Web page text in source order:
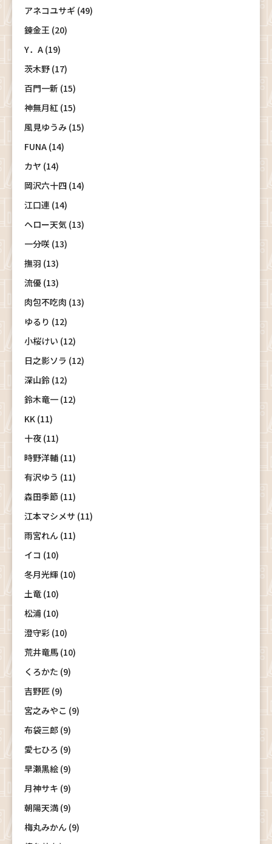
アネコユサギ (49)
錬金王 (20)
Y．A (19)
茨木野 (17)
百門一新 (15)
神無月紅 (15)
風見ゆうみ (15)
FUNA (14)
カヤ (14)
岡沢六十四 (14)
江口連 (14)
ヘロー天気 (13)
一分咲 (13)
撫羽 (13)
流優 (13)
肉包不吃肉 (13)
ゆるり (12)
小桜けい (12)
日之影ソラ (12)
深山鈴 (12)
鈴木竜一 (12)
KK (11)
十夜 (11)
時野洋輔 (11)
有沢ゆう (11)
森田季節 (11)
江本マシメサ (11)
雨宮れん (11)
イコ (10)
冬月光輝 (10)
土竜 (10)
松浦 (10)
澄守彩 (10)
荒井竜馬 (10)
くろかた (9)
吉野匠 (9)
宮之みやこ (9)
布袋三郎 (9)
愛七ひろ (9)
早瀬黒絵 (9)
月神サキ (9)
朝陽天満 (9)
梅丸みかん (9)